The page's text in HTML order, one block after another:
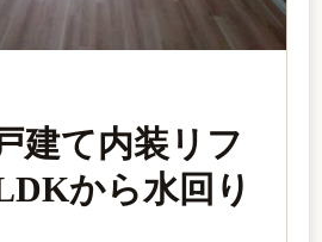
建て内装リフ
から水回り